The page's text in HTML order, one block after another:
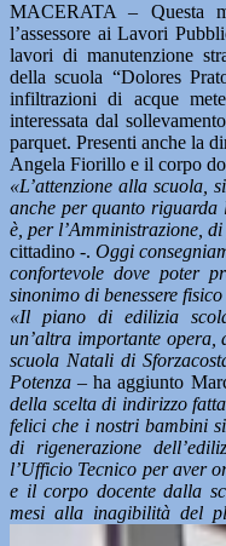
MACERATA – Questa
l’assessore ai Lavori
lavori di manutenzione
della scuola “Dolores
infiltrazioni di acque
interessata dal
parquet. Presenti anche la
Angela Fiorillo e il corpo
«L’attenzione alla scuola,
anche per quanto riguarda
è, per l’Amministrazione,
cittadino -. Oggi
confortevole dove poter
sinonimo di benessere
«Il piano di edilizia
un’altra importante
scuola Natali di
Potenza – ha aggiunto
della scelta di indirizzo
felici che i nostri bambini
di rigenerazione
l’Ufficio Tecnico per aver
e il corpo docente dalla
mesi alla inagibilità del